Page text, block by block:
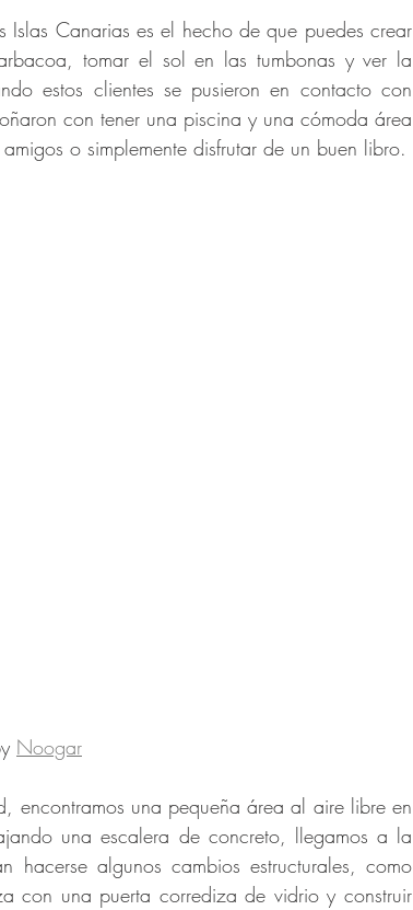
Canarias es el hecho de que puedes crear
tomar el sol en las tumbonas y ver la
estos clientes se pusieron en contacto con
con tener una piscina y una cómoda área
o simplemente disfrutar de un buen libro.
Noogar
encontramos una pequeña área al aire libre en
una escalera de concreto, llegamos a la
hacerse algunos cambios estructurales, como
con una puerta corrediza de vidrio y construir